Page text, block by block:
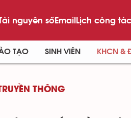
nguyên sốEmailLịch công tác
TẠO SINH VIÊN KHCN &
THÔNG